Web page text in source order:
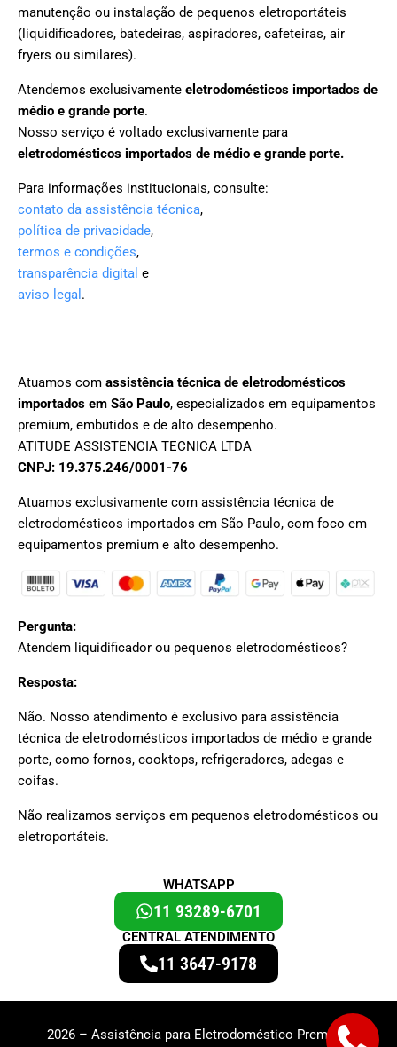
manutenção ou instalação de pequenos eletroportáteis
(liquidificadores, batedeiras, aspiradores, cafeteiras, air
fryers ou similares).
Atendemos exclusivamente eletrodomésticos importados de
médio e grande porte.
Nosso serviço é voltado exclusivamente para
eletrodomésticos importados de médio e grande porte.
Para informações institucionais, consulte:
contato da assistência técnica,
política de privacidade,
termos e condições,
transparência digital e
aviso legal .
Atuamos com assistência técnica de eletrodomésticos
importados em São Paulo, especializados em equipamentos
premium, embutidos e de alto desempenho.
ATITUDE ASSISTENCIA TECNICA LTDA
CNPJ: 19.375.246/0001-76
Atuamos exclusivamente com assistência técnica de
eletrodomésticos importados em São Paulo, com foco em
equipamentos premium e alto desempenho.
Pergunta:
Atendem liquidificador ou pequenos eletrodomésticos?
Resposta:
Não. Nosso atendimento é exclusivo para assistência
técnica de eletrodomésticos importados de médio e grande
porte, como fornos, cooktops, refrigeradores, adegas e
coifas.
Não realizamos serviços em pequenos eletrodomésticos ou
eletroportáteis.
WHATSAPP
11 93289-6701
CENTRAL ATENDIMENTO
11 3647-9178
2026 – Assistência para Eletrodoméstico Premium